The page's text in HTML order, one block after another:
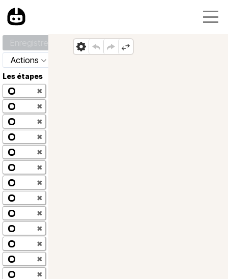
Actions
Les étapes
✖
✖
✖
✖
✖
✖
✖
✖
✖
✖
✖
✖
✖